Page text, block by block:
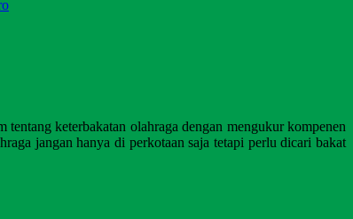
keterbakatan olahraga dengan mengukur kompenen
jangan hanya di perkotaan saja tetapi perlu dicari bakat